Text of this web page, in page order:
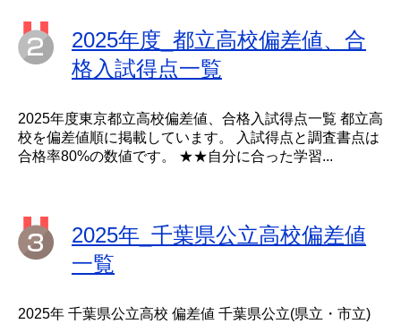
2025年度_都立高校偏差値、合
格入試得点一覧
2025年度東京都立高校偏差値、合格入試得点一覧 都立高
校を偏差値順に掲載しています。 入試得点と調査書点は
合格率80%の数値です。 ★★自分に合った学習...
2025年_千葉県公立高校偏差値
一覧
2025年 千葉県公立高校 偏差値 千葉県公立(県立・市立)